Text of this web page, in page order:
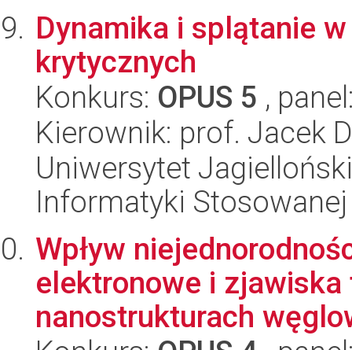
Dynamika i splątanie
krytycznych
Konkurs: OPUS 5 ,
Kierownik: prof. Jacek
Uniwersytet
Informatyki Stosowanej
Wpływ
elektronowe i
nanostrukturach